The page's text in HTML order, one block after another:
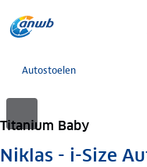
Autostoelen
Titanium Baby
Niklas - i-Size